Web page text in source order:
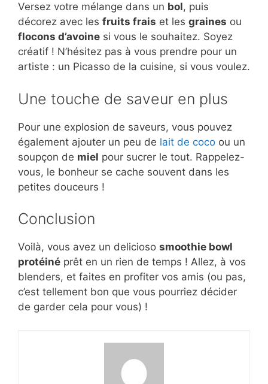
Versez votre mélange dans un bol, puis
décorez avec les fruits frais et les graines ou
flocons d’avoine si vous le souhaitez. Soyez
créatif ! N’hésitez pas à vous prendre pour un
artiste : un Picasso de la cuisine, si vous voulez.
Une touche de saveur en plus
Pour une explosion de saveurs, vous pouvez
également ajouter un peu de lait de coco ou un
soupçon de miel pour sucrer le tout. Rappelez-
vous, le bonheur se cache souvent dans les
petites douceurs !
Conclusion
Voilà, vous avez un delicioso smoothie bowl
protéiné prêt en un rien de temps ! Allez, à vos
blenders, et faites en profiter vos amis (ou pas,
c’est tellement bon que vous pourriez décider
de garder cela pour vous) !